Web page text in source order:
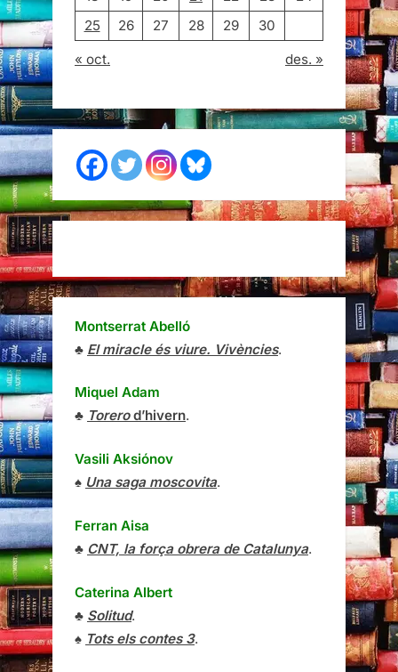
25
26 27 28 29
30
« oct.
des. »
Montserrat Abelló
♣ El miracle és viure. Vivències.
Miquel Adam
♣ Torerod’hivern.
Vasili Aksiónov
♠ Una saga moscovita.
Ferran Aisa
♣ CNT, la força obrera de Catalunya.
Caterina Albert
♣ Solitud.
♠ Tots els contes 3.